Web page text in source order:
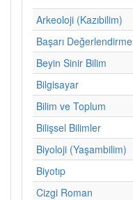
Arkeoloji (Kazıbilim)
Başarı Değerlendirme
Beyin Sinir Bilim
Bilgisayar
Bilim ve Toplum
Bilişsel Bilimler
Biyoloji (Yaşambilim)
Biyotıp
Cizgi Roman